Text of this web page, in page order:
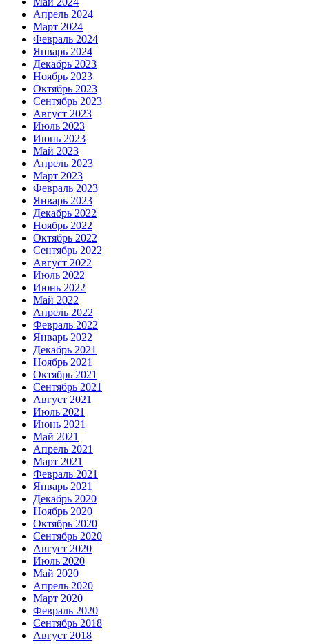
Апрель 2024
Март 2024
Февраль 2024
Январь 2024
Декабрь 2023
Ноябрь 2023
Октябрь 2023
Сентябрь 2023
Август 2023
Июль 2023
Июнь 2023
Май 2023
Апрель 2023
Март 2023
Февраль 2023
Январь 2023
Декабрь 2022
Ноябрь 2022
Октябрь 2022
Сентябрь 2022
Август 2022
Июль 2022
Июнь 2022
Май 2022
Апрель 2022
Февраль 2022
Январь 2022
Декабрь 2021
Ноябрь 2021
Октябрь 2021
Сентябрь 2021
Август 2021
Июль 2021
Июнь 2021
Май 2021
Апрель 2021
Март 2021
Февраль 2021
Январь 2021
Декабрь 2020
Ноябрь 2020
Октябрь 2020
Сентябрь 2020
Август 2020
Июль 2020
Май 2020
Апрель 2020
Март 2020
Февраль 2020
Сентябрь 2018
Август 2018